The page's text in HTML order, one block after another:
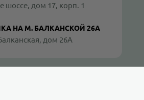
шоссе, дом 17, корп. 1
НА М. БАЛКАНСКОЙ 26А
дом 26А